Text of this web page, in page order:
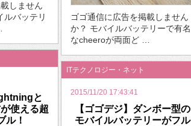
しません
ルバッテリ
ゴゴ通信に広告を掲載しません
か？ モバイルバッテリーで有名
なcheeroが両面ど …
と
使える超
ル！
ITテクノロジー・ネット
2015/11/20 17:43:41
【ゴゴデジ】ダンボー型の
モバイルバッテリーがフル